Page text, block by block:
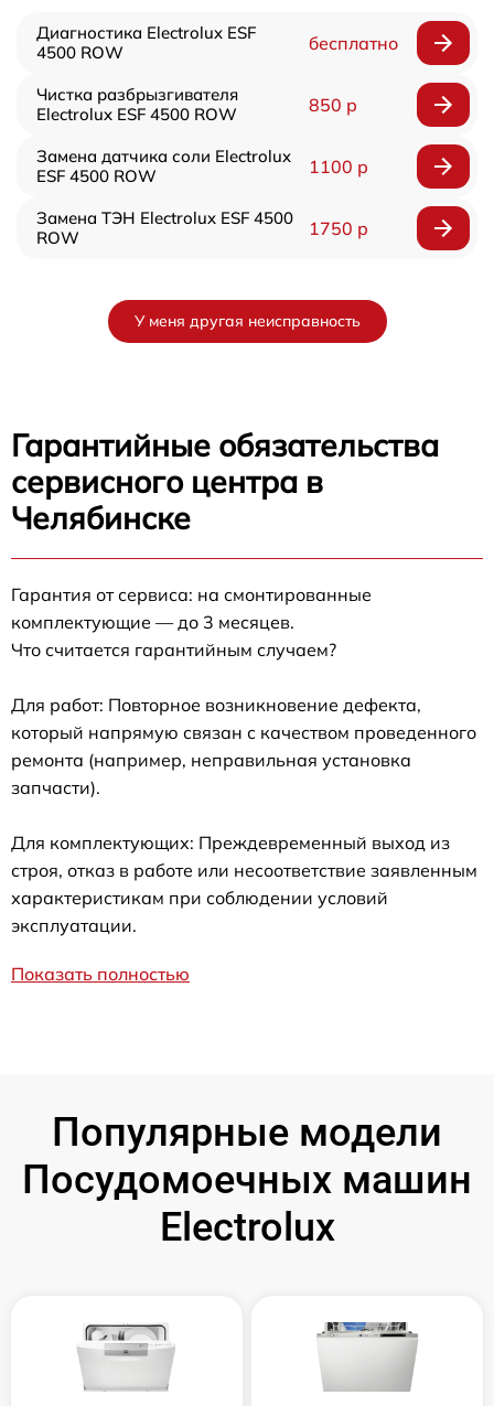
Диагностика Electrolux ESF
4500 ROW
бесплатно
Чистка разбрызгивателя
Electrolux ESF 4500 ROW
850 р
Замена датчика соли Electrolux
ESF 4500 ROW
1100 р
Замена ТЭН Electrolux ESF 4500
ROW
1750 р
У меня другая неисправность
Гарантийные обязательства
сервисного центра в
Челябинске
Гарантия от сервиса: на смонтированные
комплектующие — до 3 месяцев.
Что считается гарантийным случаем?
Для работ: Повторное возникновение дефекта,
который напрямую связан с качеством проведенного
ремонта (например, неправильная установка
запчасти).
Для комплектующих: Преждевременный выход из
строя, отказ в работе или несоответствие заявленным
характеристикам при соблюдении условий
эксплуатации.
Показать полностью
Популярные модели
Посудомоечных машин
Electrolux